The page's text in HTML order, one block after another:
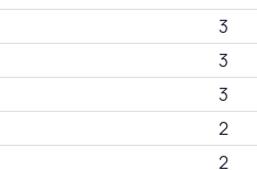
3
3
3
2
2